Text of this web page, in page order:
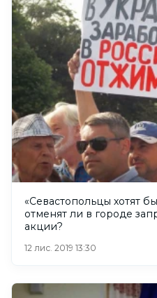
«Севастопольцы хотят
отменят ли в городе
акции?
12 лис. 2019 13:30